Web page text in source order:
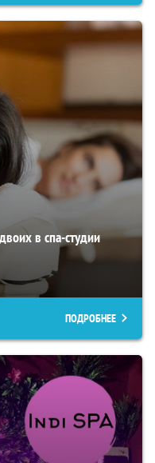
в спа-студии
ПОДРОБНЕЕ